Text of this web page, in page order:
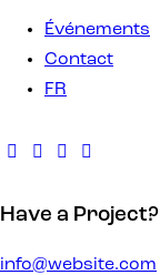
Événements
Contact
FR
Have a Project?
info@website.com